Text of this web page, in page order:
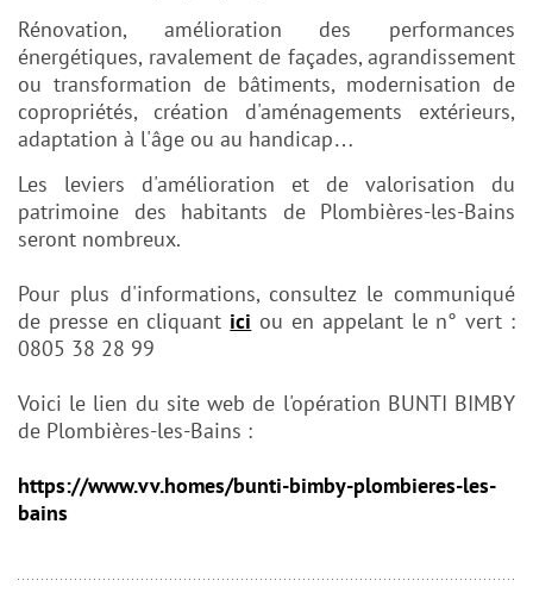
Rénovation, amélioration des performances
énergétiques, ravalement de façades, agrandissement
ou transformation de bâtiments, modernisation de
copropriétés, création d'aménagements extérieurs,
adaptation à l'âge ou au handicap…
Les leviers d'amélioration et de valorisation du
patrimoine des habitants de Plombières-les-Bains
seront nombreux.
Pour plus d'informations, consultez le communiqué
de presse en cliquant ici ou en appelant le n° vert :
0805 38 28 99
Voici le lien du site web de l'opération BUNTI BIMBY
de Plombières-les-Bains :
https://www.vv.homes/bunti-bimby-plombieres-les-
bains